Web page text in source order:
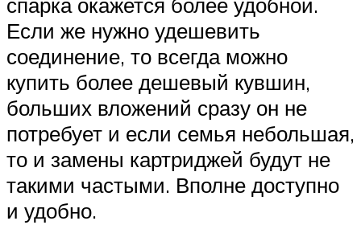
Если же нужно удешевить
соединение, то всегда можно
купить более дешевый кувшин,
больших вложений сразу он не
потребует и если семья небольшая,
то и замены картриджей будут не
такими частыми. Вполне доступно
и удобно.